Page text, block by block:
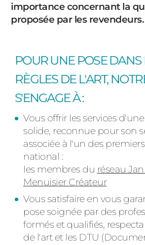
importance concernant la
proposée par les revendeurs.
POUR UNE POSE DANS
RÈGLES DE L'ART,
S'ENGAGE À :
Vous offrir les services
solide, reconnue pour son
associée à l'un des
national :
les membres du réseau
Menuisier Créateur
Vous satisfaire en vous
pose soignée par des
formés et qualifiés,
de l'art et les DTU
PVC
ALUMINIUM
ACIER
CARPORTS